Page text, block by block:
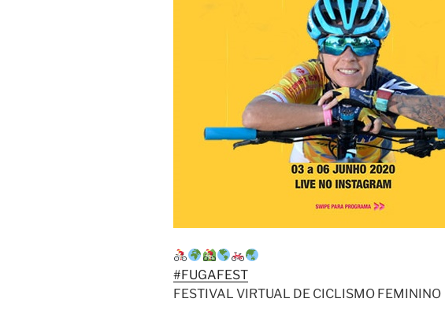
#FUGAFEST
FESTIVAL VIRTUAL DE CICLISMO FEMININO